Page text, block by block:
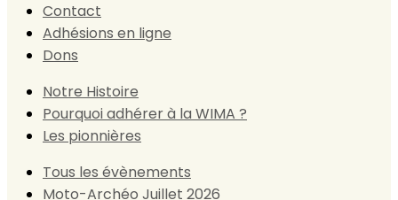
Contact
Adhésions en ligne
Dons
Notre Histoire
Pourquoi adhérer à la WIMA ?
Les pionnières
Tous les évènements
Moto-Archéo Juillet 2026